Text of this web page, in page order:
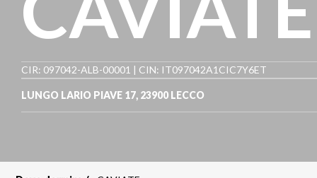
CIR: 097042-ALB-00001 | CIN: IT097042A1CIC7Y6ET
LUNGO LARIO PIAVE 17, 23900 LECCO